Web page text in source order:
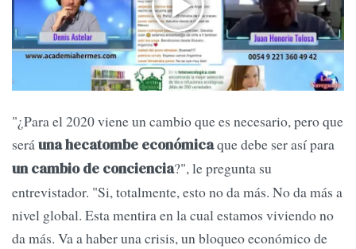
"¿Para el 2020 viene un cambio que es necesario, pero que
seráuna hecatombe económicaque debe ser así para
un cambio de conciencia?", le pregunta su
entrevistador. "Si, totalmente, esto no da más. No da más a
nivel global. Esta mentira en la cual estamos viviendo no
da más. Va a haber una crisis, un bloqueo económico de